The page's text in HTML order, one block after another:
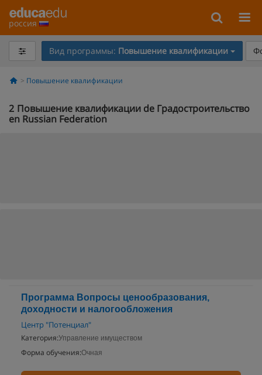
россия
Вид программы: Повышение квалификации
Повышение квалификации
2 Повышение квалификации de Градостроительство
en Russian Federation
Программа Вопросы ценообразования,
доходности и налогообложения
Центр "Потенциал"
Категория:Управление имуществом
Форма обучения:Очная